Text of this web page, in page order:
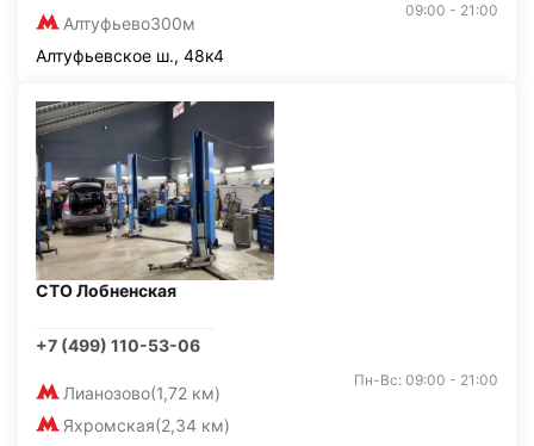
Алтуфьево300м
09:00 - 21:00
Алтуфьевское ш., 48к4
СТО Лобненская
+7 (499) 110-53-06
Лианозово(1,72 км)
Яхромская(2,34 км)
Пн-Вс: 09:00 - 21:00